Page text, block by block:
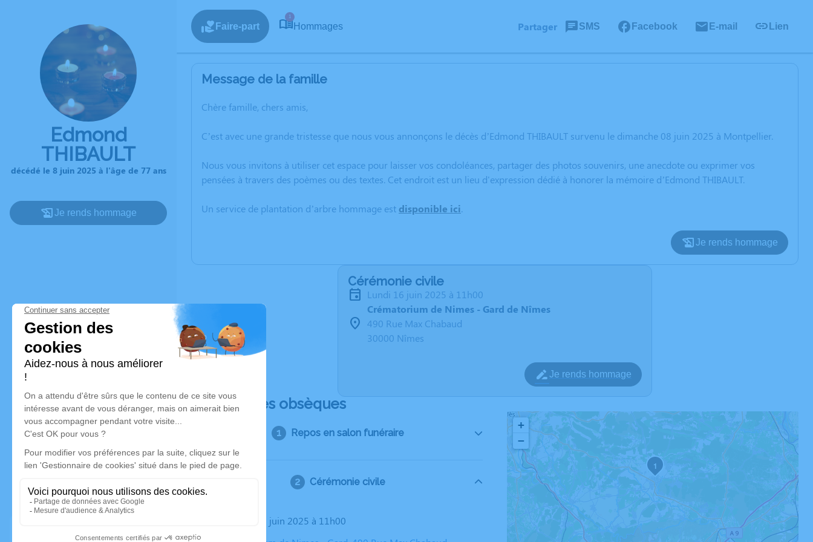
Edmond
THIBAULT
décédé le 8 juin 2025 à l'âge de 77 ans
Je rends hommage
Faire-part
1
Hommages Partager SMS Facebook E-mail Lien
Message de la famille
Chère famille, chers amis,
C’est avec une grande tristesse que nous vous annonçons le décès d’Edmond THIBAULT survenu le dimanche 08 juin 2025 à Montpellier.
Nous vous invitons à utiliser cet espace pour laisser vos condoléances, partager des photos souvenirs, une anecdote ou exprimer vos
pensées à travers des poèmes ou des textes. Cet endroit est un lieu d'expression dédié à honorer la mémoire d’Edmond THIBAULT.
Un service de plantation d’arbre hommage est disponible ici.
Je rends hommage
Cérémonie civile
lundi 16 juin 2025 à 11h00
Crématorium de Nimes - Gard de Nîmes
490 Rue Max Chabaud
30000 Nîmes
Je rends hommage
Déroulé des obsèques
Repos en salon funéraire
Cérémonie civile
Le lundi 16 juin 2025 à 11h00
1
+
−